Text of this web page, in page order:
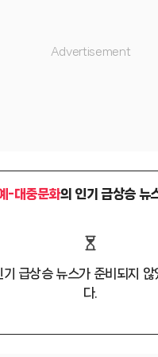
-대중문화의 인기 급상승 뉴
기 급상승 뉴스가 준비되지 않
다.